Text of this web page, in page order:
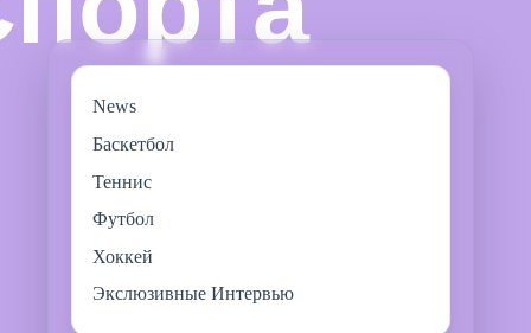
News
Баскетбол
Теннис
Футбол
Хоккей
Экслюзивные Интервью